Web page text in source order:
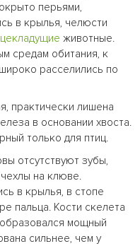
перьями,
в крылья, челюсти
животные.
средам обитания, к
расселились по
практически лишена
в основании хвоста.
только для птиц.
отсутствуют зубы,
на клюве.
в крылья, в стопе
пальца. Кости скелета
мощный
сильнее, чем у